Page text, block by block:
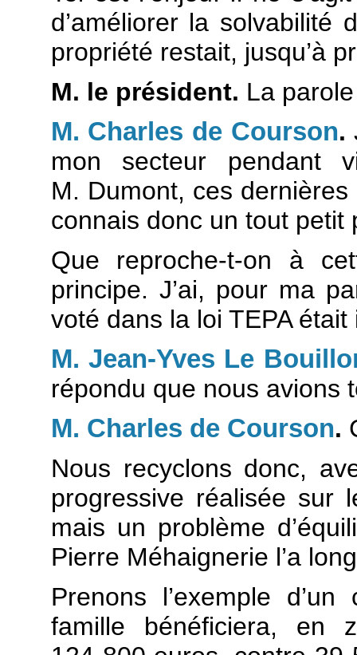
d’améliorer la solvabilité
propriété restait, jusqu’à
M. le président. La
M. Charles de Courson.
mon secteur pendant
M. Dumont, ces
connais donc un tout
Que reproche-t-on à
principe. J’ai, pour ma
voté dans la loi TEPA était
M. Jean-Yves Le
répondu que nous avions
M. Charles de Courson.
Nous recyclons donc,
progressive réalisée sur
mais un problème
Pierre Méhaignerie l’a
Prenons l’exemple
famille bénéficiera, en